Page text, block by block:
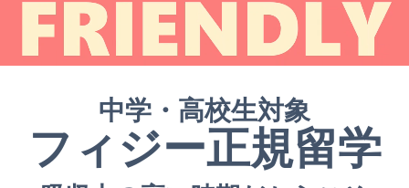
中学・高校生対象
フィジー正規留学